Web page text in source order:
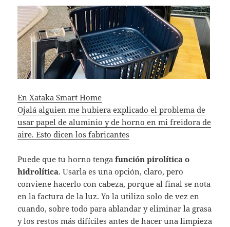
En Xataka Smart Home
Ojalá alguien me hubiera explicado el problema de
usar papel de aluminio y de horno en mi freidora de
aire. Esto dicen los fabricantes
Puede que tu horno tengafunción pirolítica o
hidrolítica. Usarla es una opción, claro, pero
conviene hacerlo con cabeza, porque al final se nota
en la factura de la luz. Yo la utilizo solo de vez en
cuando, sobre todo para ablandar y eliminar la grasa
y los restos más difíciles antes de hacer una limpieza